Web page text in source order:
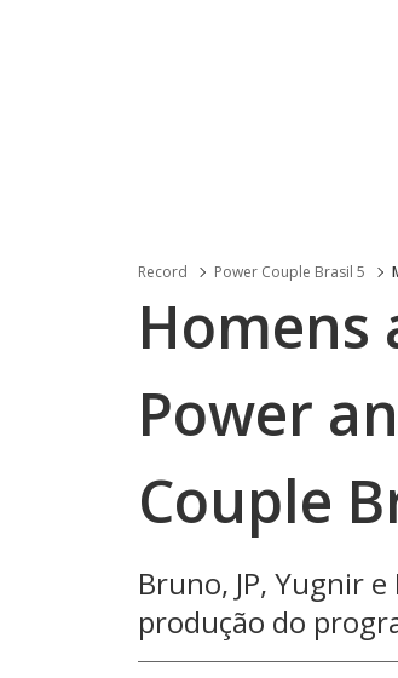
Record Power Couple Brasil 5
Homens
Power
Couple
Bruno, JP, Yugnir
produção do